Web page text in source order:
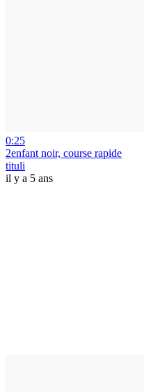
0:25
2enfant noir, course rapide
tituli
il y a 5 ans